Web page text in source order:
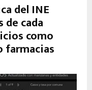
del INE
cada
como
farmacias